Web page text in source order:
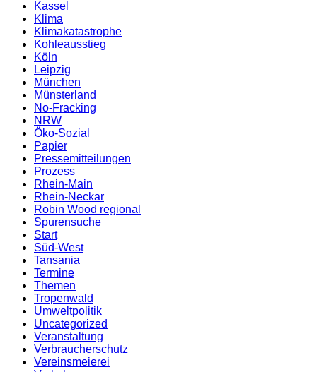
Kassel
Klima
Klimakatastrophe
Kohleausstieg
Köln
Leipzig
München
Münsterland
No-Fracking
NRW
Öko-Sozial
Papier
Pressemitteilungen
Prozess
Rhein-Main
Rhein-Neckar
Robin Wood regional
Spurensuche
Start
Süd-West
Tansania
Termine
Themen
Tropenwald
Umweltpolitik
Uncategorized
Veranstaltung
Verbraucherschutz
Vereinsmeierei